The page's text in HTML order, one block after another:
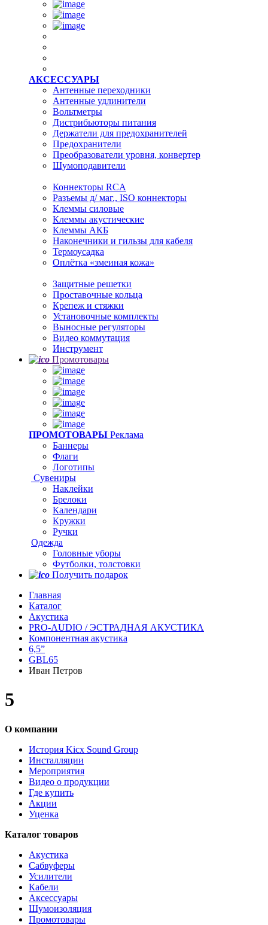
АКСЕССУАРЫ
Антенные переходники
Антенные удлинители
Вольтметры
Дистрибьюторы питания
Держатели для предохранителей
Предохранители
Преобразователи уровня, конвертер
Шумоподавители
Коннекторы RCA
Разъемы д/ маг., ISO коннекторы
Клеммы силовые
Клеммы акустические
Клеммы АКБ
Наконечники и гильзы для кабеля
Термоусадка
Оплётка «змеиная кожа»
Защитные решетки
Проставочные кольца
Крепеж и стяжки
Установочные комплекты
Выносные регуляторы
Видео коммутация
Инструмент
Промотовары
ПРОМОТОВАРЫ Реклама
Баннеры
Флаги
Логотипы
Сувениры
Наклейки
Брелоки
Календари
Кружки
Ручки
Одежда
Головные уборы
Футболки, толстовки
Получить подарок
Главная
Каталог
Акустика
PRO-AUDIO / ЭСТРАДНАЯ АКУСТИКА
Компонентная акустика
6,5”
GBL65
Иван Петров
5
О компании
История Kicx Sound Group
Инсталляции
Мероприятия
Видео о продукции
Где купить
Акции
Уценка
Каталог товаров
Акустика
Сабвуферы
Усилители
Кабели
Аксессуары
Шумоизоляция
Промотовары